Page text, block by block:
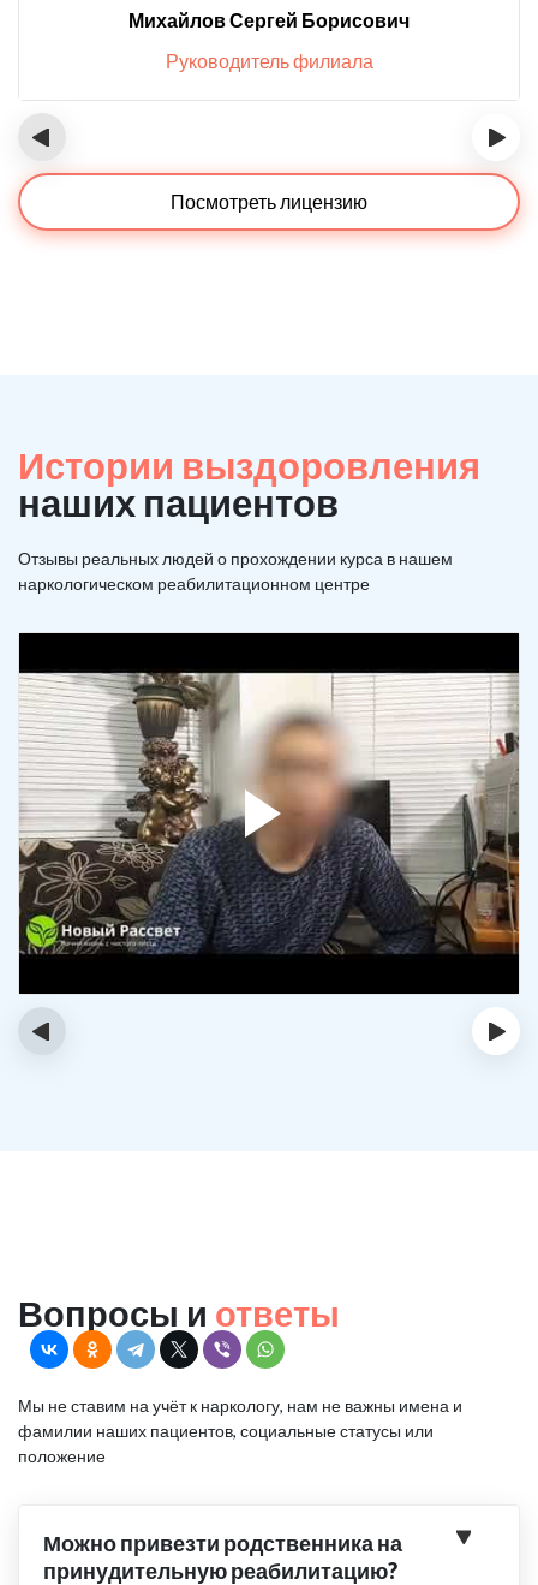
Михайлов Сергей Борисович
Руководитель филиала
‹ ›
Посмотреть лицензию
Истории выздоровления
наших пациентов
Отзывы реальных людей о прохождении курса в нашем
наркологическом реабилитационном центре
‹ ›
Вопросы и ответы
Мы не ставим на учёт к наркологу, нам не важны имена и
фамилии наших пациентов, социальные статусы или
положение
Можно привезти родственника на
принудительную реабилитацию?